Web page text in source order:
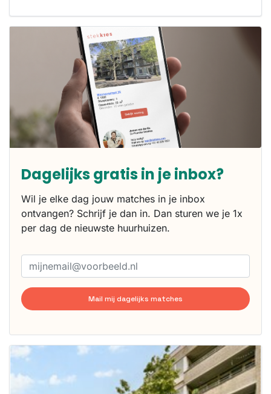
Dagelijks gratis in je inbox?
Wil je elke dag jouw matches in je inbox
ontvangen? Schrijf je dan in. Dan sturen we je 1x
per dag de nieuwste huurhuizen.
Mail mij dagelijks matches
waarschijnlijk